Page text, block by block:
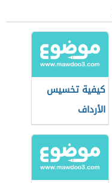
كيفية تخسيس
الأرداف